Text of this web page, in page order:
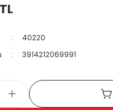
40220
3914212069991